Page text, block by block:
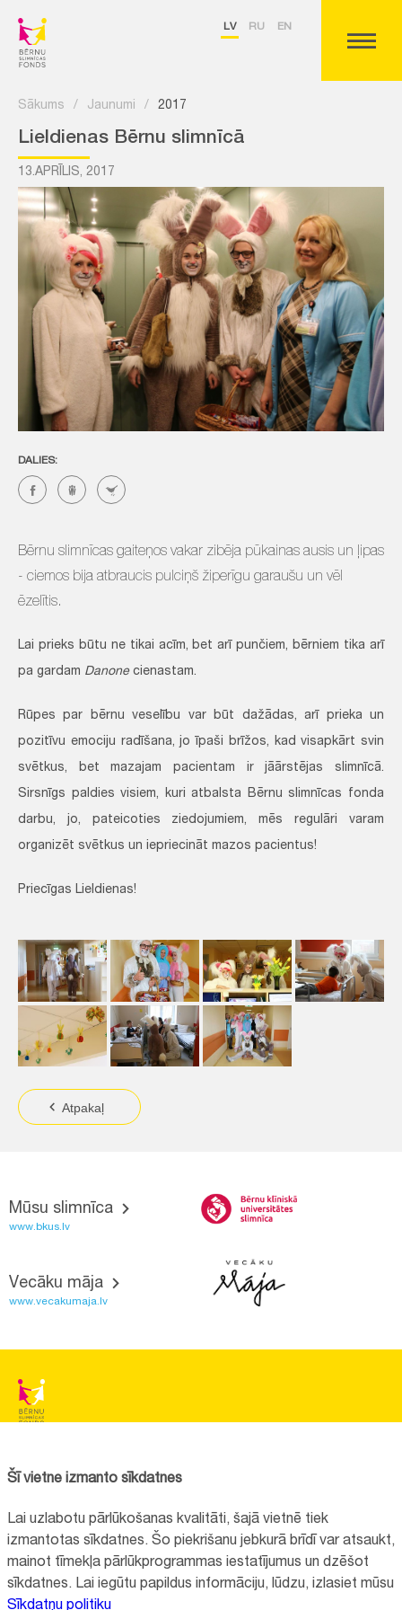
LV RU EN
Sākums / Jaunumi / 2017
Lieldienas Bērnu slimnīcā
13.APRĪLIS, 2017
DALIES:
Bērnu slimnīcas gaiteņos vakar zibēja pūkainas ausis un ļipas
- ciemos bija atbraucis pulciņš žiperīgu garaušu un vēl
ēzelītis.
Lai prieks būtu ne tikai acīm, bet arī punčiem, bērniem tika arī
pa gardam Danonecienastam.
Rūpes par bērnu veselību var būt dažādas, arī prieka un
pozitīvu emociju radīšana, jo īpaši brīžos, kad visapkārt svin
svētkus, bet mazajam pacientam ir jāārstējas slimnīcā.
Sirsnīgs paldies visiem, kuri atbalsta Bērnu slimnīcas fonda
darbu, jo, pateicoties ziedojumiem, mēs regulāri varam
organizēt svētkus un iepriecināt mazos pacientus!
Priecīgas Lieldienas!
Atpakaļ
Mūsu slimnīca
www.bkus.lv
Vecāku māja
www.vecakumaja.lv
Reģistrācijas nr.:40008057120
+371 67064475
Visi kontakti
Šī vietne izmanto sīkdatnes
Lai uzlabotu pārlūkošanas kvalitāti, šajā vietnē tiek
izmantotas sīkdatnes. Šo piekrišanu jebkurā brīdī var atsaukt,
mainot tīmekļa pārlūkprogrammas iestatījumus un dzēšot
sīkdatnes. Lai iegūtu papildus informāciju, lūdzu, izlasiet mūsu
Sīkdatņu politiku